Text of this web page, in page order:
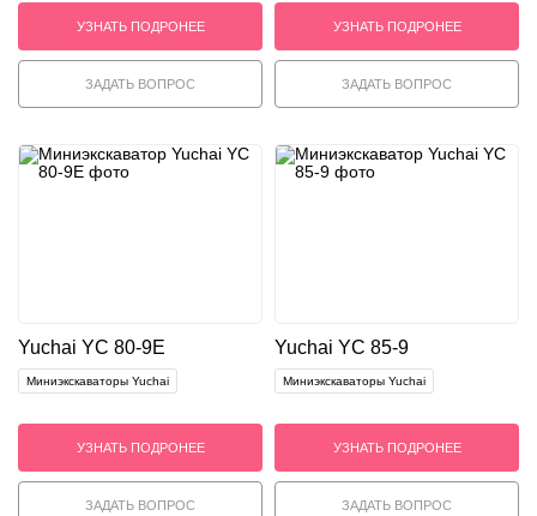
УЗНАТЬ ПОДРОНЕЕ
ЗАДАТЬ ВОПРОС
УЗНАТЬ ПОДРОНЕЕ
ЗАДАТЬ ВОПРОС
Yuchai YC 80-9E
Миниэкскаваторы Yuchai
УЗНАТЬ ПОДРОНЕЕ
ЗАДАТЬ ВОПРОС
Yuchai YC 85-9
Миниэкскаваторы Yuchai
УЗНАТЬ ПОДРОНЕЕ
ЗАДАТЬ ВОПРОС